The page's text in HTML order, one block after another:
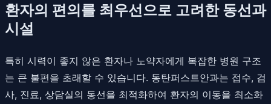
환자의 편의를 최우선으로 고려한 동선과
시설
특히 시력이 좋지 않은 환자나 노약자에게 복잡한 병원 구조
는 큰 불편을 초래할 수 있습니다. 동탄퍼스트안과는 접수, 검
사, 진료, 상담실의 동선을 최적화하여 환자의 이동을 최소화